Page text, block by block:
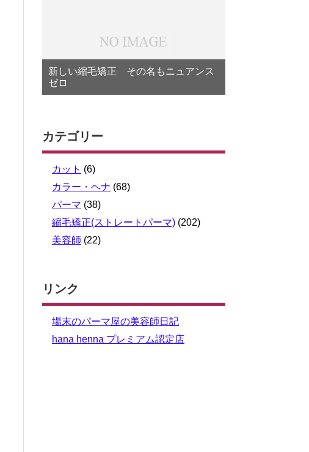
新しい縮毛矯正 その名もニュアンス
ゼロ
カテゴリー
カット (6)
カラー・ヘナ (68)
パーマ (38)
縮毛矯正(ストレートパーマ) (202)
美容師 (22)
リンク
場末のパーマ屋の美容師日記
hana henna プレミアム認定店